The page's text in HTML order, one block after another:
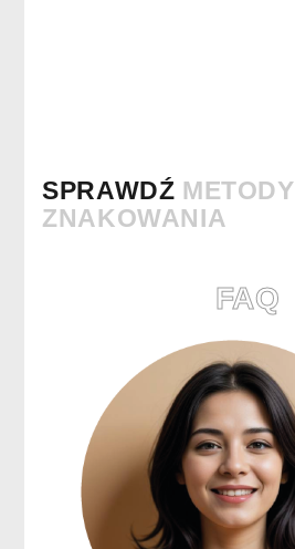
SPRAWDŹ METODY
ZNAKOWANIA
FAQ